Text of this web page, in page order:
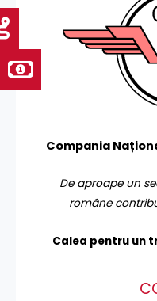
Compania
De aproape un
române
Calea pentru un